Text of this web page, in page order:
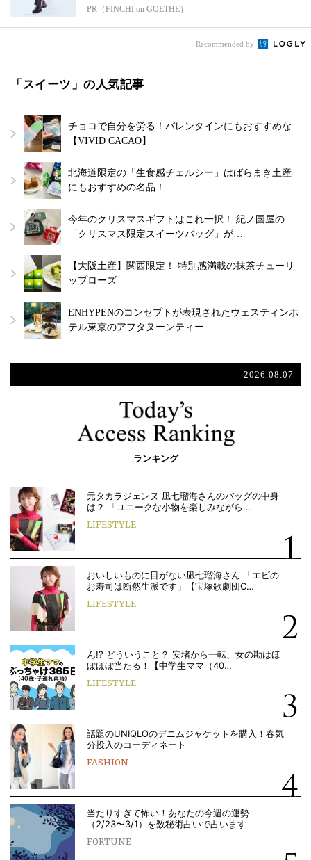
PR（FINCHI on GOETHE）
Recommended by
「スイーツ」の人気記事
チョコで自分を労る！バレンタインにもおすすめな
【VIVID CACAO】
北海道限定の「生食感チェルシー」はばらまき土産
にもおすすめの名品！
今年のクリスマスギフトはこれ一択！ 紀ノ国屋の
「クリスマス限定スイーツバッグ」が…
【大阪土産】関西限定！ 特別感満載の抹茶チューリ
ップローズ
ENHYPENのコンセプトが表現されたウェスティンホ
テル東京のアフタヌーンティー
2026.08.07
ランキング
元タカラジェンヌ 凪七瑠海さんのバッグの中身
は？ 「ユニークな小物を楽しみながら…
LIFESTYLE
おいしいものに目がない凪七瑠海さん 「エビの
お寿司は断然生派です」【宝塚歌劇団O…
LIFESTYLE
ん!? どういうこと？ 安堵から一転、女の勘はほ
ぼほぼ当たる！【中学生ママ（40…
LIFESTYLE
話題のUNIQLOのデニムジャケットを購入！春気
分投入のコーディネート
FASHION
当たりすぎて怖い！あなたの今週の運勢
（2/23〜3/1）を数秘術占いで占います
FORTUNE